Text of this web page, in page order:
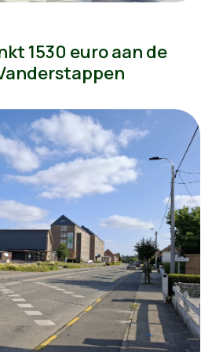
1530 euro aan de